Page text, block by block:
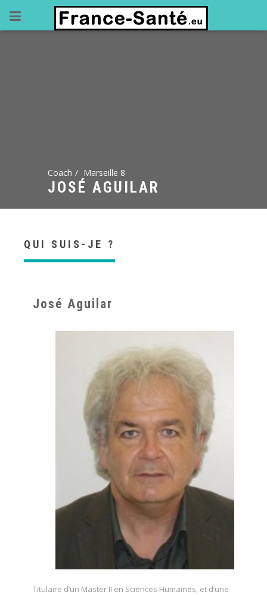
Coach Marseille 8
JOSÉ AGUILAR
QUI SUIS-JE ?
José Aguilar
Titulaire d’un Master II en Sciences Humaines, et d’une